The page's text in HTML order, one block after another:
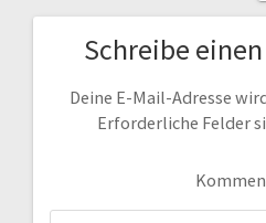
Schreibe
Deine E-Mail-Adresse
Erforderliche Felder